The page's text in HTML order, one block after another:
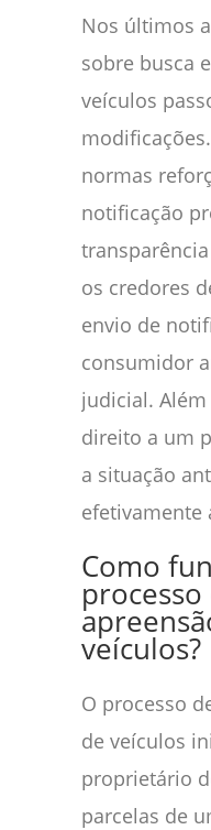
Nos últimos
sobre busca
veículos
normas
notificação
os credores
envio de
consumidor
judicial.
direito a um
a situação
efetivamente
Como
processo
veículos?
O processo
de veículos
proprietário
parcelas de